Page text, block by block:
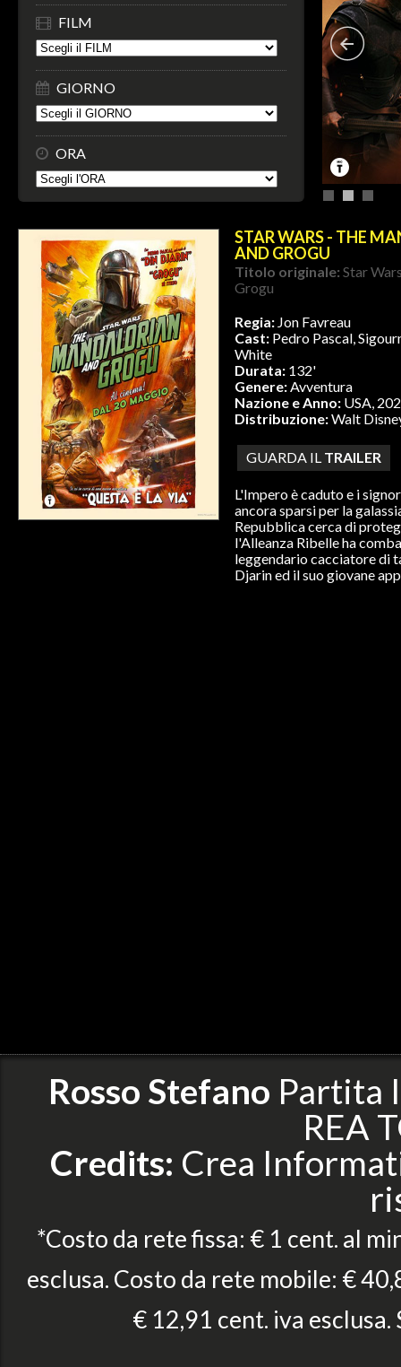
FILM
GIORNO
ORA
STAR WARS - THE
AND GROGU
Titolo originale: Star
Grogu
Regia: Jon Favreau
Cast: Pedro Pascal,
White
Durata: 132'
Genere:Avventura
Nazione e Anno: USA,
Distribuzione:Walt
GUARDA IL TRAILER
L'Impero è caduto e i
ancora sparsi per la
Repubblica cerca di
l'Alleanza Ribelle ha
leggendario cacciatore di
Djarin ed il suo giovane
Rosso Stefano Partita
REA
Credits: Crea
*Costo da rete fissa: € 1 cent. al
esclusa. Costo da rete mobile: €
€ 12,91 cent. iva